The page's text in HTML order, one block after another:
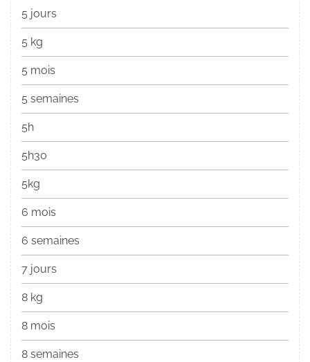
5 jours
5 kg
5 mois
5 semaines
5h
5h30
5kg
6 mois
6 semaines
7 jours
8 kg
8 mois
8 semaines